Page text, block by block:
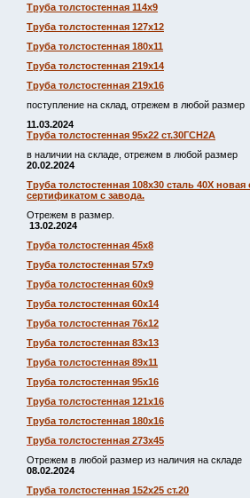
Труба толстостенная 114х9
Труба толстостенная 127х12
Труба толстостенная 180х11
Труба толстостенная 219х14
Труба толстостенная 219х16
поступление на склад, отрежем в любой размер
11.03.2024
Труба толстостенная 95х22 ст.30ГСН2А
в наличии на складе, отрежем в любой размер
20.02.2024
Труба толстостенная 108х30 сталь 40Х новая
сертификатом с завода.
Отрежем в размер.
13.02.2024
Труба толстостенная 45х8
Труба толстостенная 57х9
Труба толстостенная 60х9
Труба толстостенная 60х14
Труба толстостенная 76х12
Труба толстостенная 83х13
Труба толстостенная 89х11
Труба толстостенная 95х16
Труба толстостенная 121х16
Труба толстостенная 180х16
Труба толстостенная 273х45
Отрежем в любой размер из наличия на складе
08.02.2024
Труба толстостенная 152х25 ст.20